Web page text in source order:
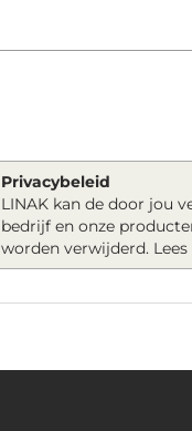
Privacybeleid
LINAK kan de door jou
bedrijf en onze
worden verwijderd.